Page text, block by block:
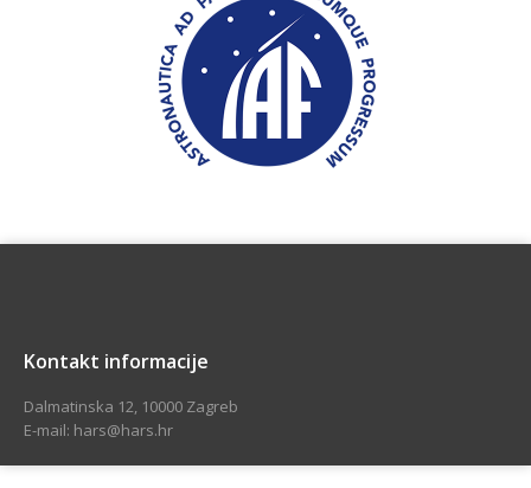
Kontakt informacije
Dalmatinska 12, 10000 Zagreb
E-mail: hars@hars.hr